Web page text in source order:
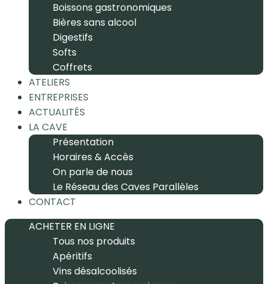
Boissons gastronomiques
Bières sans alcool
Digestifs
Softs
Coffrets
ATELIERS
ENTREPRISES
ACTUALITÉS
LA CAVE
Présentation
Horaires & Accès
On parle de nous
Le Réseau des Caves Parallèles
CONTACT
ACHETER EN LIGNE
Tous nos produits
Apéritifs
Vins désalcoolisés